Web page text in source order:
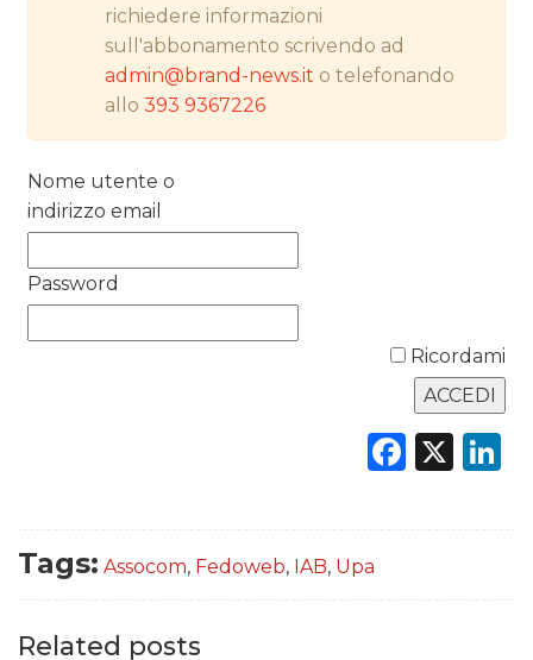
RICERCHE
PREVISIONI/SCENARI
TREND
richiedere informazioni
sull'abbonamento scrivendo ad
admin@brand-news.it o telefonando
allo393 9367226
Nome utente o
indirizzo email
Password
Ricordami
X
Tags: Assocom, Fedoweb, IAB, Upa
Related posts